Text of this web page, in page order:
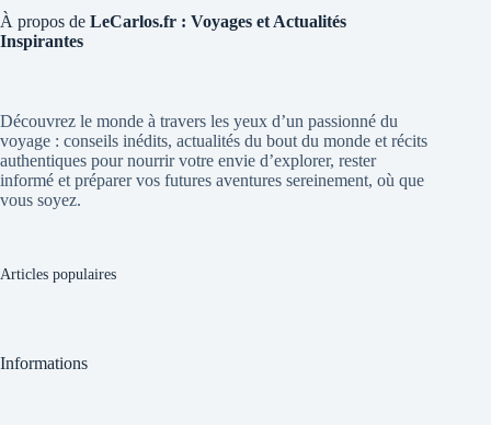
À propos de LeCarlos.fr : Voyages et Actualités
Inspirantes
Découvrez le monde à travers les yeux d’un passionné du
voyage : conseils inédits, actualités du bout du monde et récits
authentiques pour nourrir votre envie d’explorer, rester
informé et préparer vos futures aventures sereinement, où que
vous soyez.
Articles populaires
Informations